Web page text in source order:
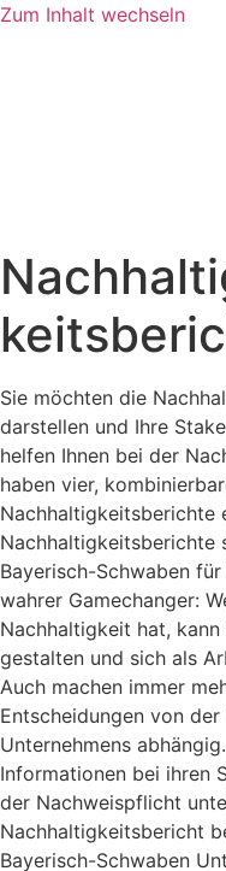
Zum Inhalt wechseln
Sie möchten die
darstellen und Ihre
helfen Ihnen bei der
haben vier,
Nachhaltigkeitsberichte
Nachhaltigkeitsberichte
Bayerisch-Schwaben
wahrer Gamechanger:
Nachhaltigkeit hat,
gestalten und sich als
Auch machen immer
Entscheidungen von
Unternehmens
Informationen bei ihren
der Nachweispflicht
Nachhaltigkeitsbericht
Bayerisch-Schwaben